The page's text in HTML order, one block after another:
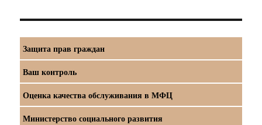
Защита прав граждан
Ваш контроль
Оценка качества обслуживания в МФЦ
Министерство социального развития